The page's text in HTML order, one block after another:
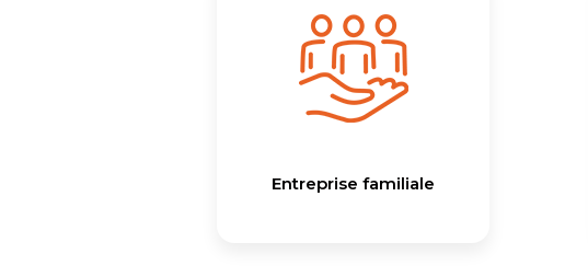
Entreprise familiale